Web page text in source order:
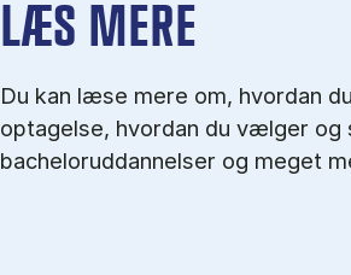
LÆS MERE
Du kan læse mere om, hvordan
optagelse, hvordan du vælger og
bacheloruddannelser og meget